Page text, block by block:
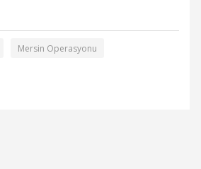
Mersin Operasyonu